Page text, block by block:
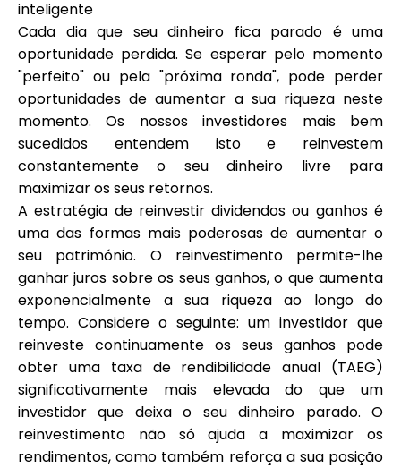
ask@scrambleup.com
+372 712 2955
inteligente
Cada dia que seu dinheiro fica parado é uma
oportunidade perdida. Se esperar pelo momento
"perfeito" ou pela "próxima ronda", pode perder
oportunidades de aumentar a sua riqueza neste
momento. Os nossos investidores mais bem
sucedidos entendem isto e reinvestem
constantemente o seu dinheiro livre para
maximizar os seus retornos.
A estratégia de reinvestir dividendos ou ganhos é
uma das formas mais poderosas de aumentar o
seu património. O reinvestimento permite-lhe
ganhar juros sobre os seus ganhos, o que aumenta
exponencialmente a sua riqueza ao longo do
tempo. Considere o seguinte: um investidor que
reinveste continuamente os seus ganhos pode
obter uma taxa de rendibilidade anual (TAEG)
significativamente mais elevada do que um
investidor que deixa o seu dinheiro parado. O
reinvestimento não só ajuda a maximizar os
rendimentos, como também reforça a sua posição